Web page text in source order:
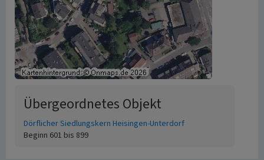
Übergeordnetes Objekt
Dörflicher Siedlungskern Heisingen-Unterdorf
Beginn 601 bis 899